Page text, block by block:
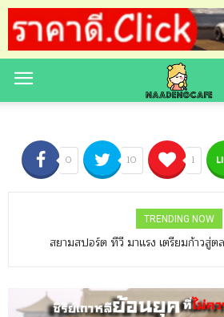
0 10 1
TRENDING NOW
สยามสปอร์ต ทีวี มาแรง เตรียมก้าวสู่ต